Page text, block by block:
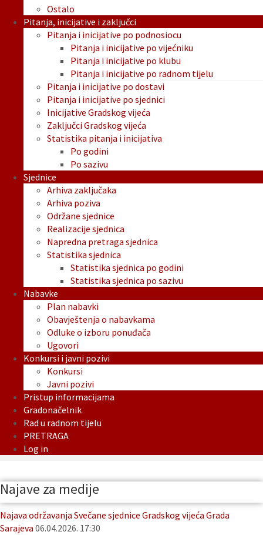
Ostalo
Pitanja, inicijative i zaključci
Pitanja i inicijative po podnosiocu
Pitanja i inicijative po vijećniku
Pitanja i inicijative po klubu
Pitanja i inicijative po radnom tijelu
Pitanja i inicijative po dostavi
Pitanja i inicijative po sjednici
Inicijative Gradskog vijeća
Zaključci Gradskog vijeća
Statistika pitanja i inicijativa
Po godini
Po sazivu
Sjednice
Arhiva zaključaka
Arhiva poziva
Održane sjednice
Realizacije sjednica
Napredna pretraga sjednica
Statistika sjednica
Statistika sjednica po godini
Statistika sjednica po sazivu
Nabavke
Plan nabavki
Obavještenja o nabavkama
Odluke o izboru ponuđača
Ugovori
Konkursi i javni pozivi
Konkursi
Javni pozivi
Pristup informacijama
Gradonačelnik
Rad u radnom tijelu
PRETRAGA
Log in
Najave za medije
Najava održavanja Svečane sjednice Gradskog vijeća Grada
Sarajeva 06.04.2026. 17:30